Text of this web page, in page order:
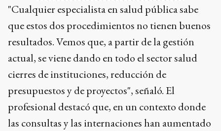
"Cualquier especialista en salud pública sabe
que estos dos procedimientos no tienen buenos
resultados. Vemos que, a partir de la gestión
actual, se viene dando en todo el sector salud
cierres de instituciones, reducción de
presupuestos y de proyectos", señaló. El
profesional destacó que, en un contexto donde
las consultas y las internaciones han aumentado